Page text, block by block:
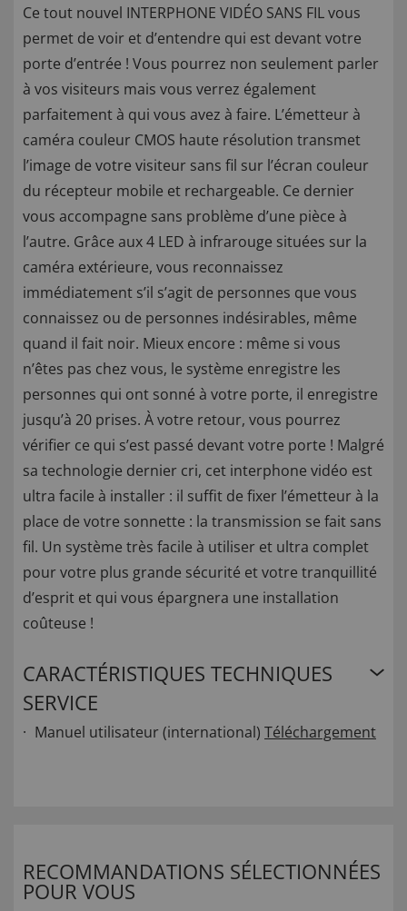
Ce tout nouvel INTERPHONE VIDÉO SANS FIL vous
permet de voir et d’entendre qui est devant votre
porte d’entrée ! Vous pourrez non seulement parler
à vos visiteurs mais vous verrez également
parfaitement à qui vous avez à faire. L’émetteur à
caméra couleur CMOS haute résolution transmet
l’image de votre visiteur sans fil sur l’écran couleur
du récepteur mobile et rechargeable. Ce dernier
vous accompagne sans problème d’une pièce à
l’autre. Grâce aux 4 LED à infrarouge situées sur la
caméra extérieure, vous reconnaissez
immédiatement s’il s’agit de personnes que vous
connaissez ou de personnes indésirables, même
quand il fait noir. Mieux encore : même si vous
n’êtes pas chez vous, le système enregistre les
personnes qui ont sonné à votre porte, il enregistre
jusqu’à 20 prises. À votre retour, vous pourrez
vérifier ce qui s’est passé devant votre porte ! Malgré
sa technologie dernier cri, cet interphone vidéo est
ultra facile à installer : il suffit de fixer l’émetteur à la
place de votre sonnette : la transmission se fait sans
fil. Un système très facile à utiliser et ultra complet
pour votre plus grande sécurité et votre tranquillité
d’esprit et qui vous épargnera une installation
coûteuse !
CARACTÉRISTIQUES TECHNIQUES
SERVICE
Manuel utilisateur (international) Téléchargement
RECOMMANDATIONS SÉLECTIONNÉES
POUR VOUS